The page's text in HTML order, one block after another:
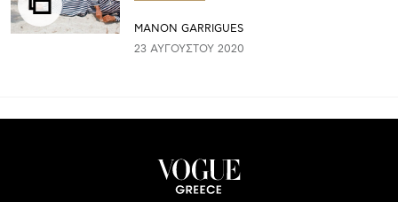
MANON GARRIGUES
23 ΑΥΓΟΎΣΤΟΥ 2020